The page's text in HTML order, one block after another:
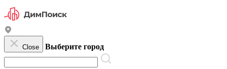
Close Выберите город